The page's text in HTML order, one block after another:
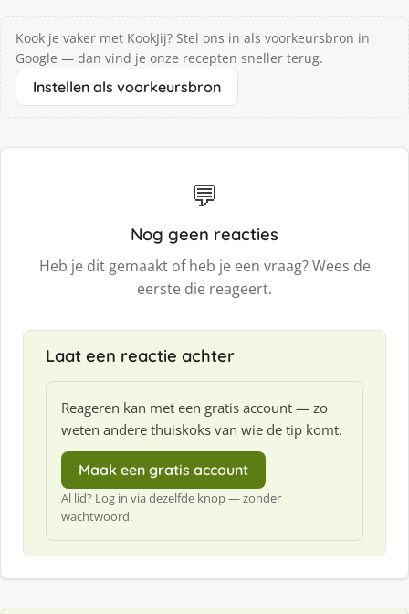
Kook je vaker met KookJij? Stel ons in als voorkeursbron in
Google — dan vind je onze recepten sneller terug.
Instellen als voorkeursbron
💬
Nog geen reacties
Heb je dit gemaakt of heb je een vraag? Wees de
eerste die reageert.
Laat een reactie achter
Reageren kan met een gratis account — zo
weten andere thuiskoks van wie de tip komt.
Maak een gratis account
Al lid? Log in via dezelfde knop — zonder
wachtwoord.